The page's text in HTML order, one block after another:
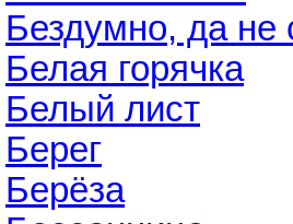
Бездумно, да не
Белая горячка
Белый лист
Берег
Берёза